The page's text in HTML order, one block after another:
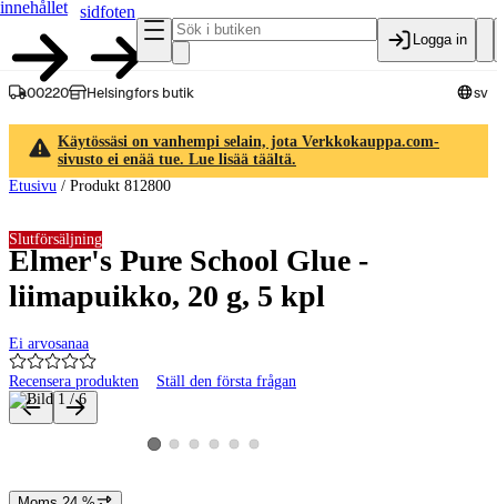
innehållet
sidfoten
Logga in
00220 Helsingfors butik sv
Käytössäsi on vanhempi selain, jota Verkkokauppa.com-
sivusto ei enää tue. Lue lisää täältä.
Etusivu / Produkt 812800
Elmer's Pure School Glue -
liimapuikko, 20 g, 5 kpl
Ei arvosanaa
Recensera produkten Ställ den första frågan
Slutförsäljning
Produktbilder och videor
Visa produktbild 1
Visa produktbild 2
Visa produktbild 3
Visa produktbild 4
Visa produktbild 5
Visa produktbild 6